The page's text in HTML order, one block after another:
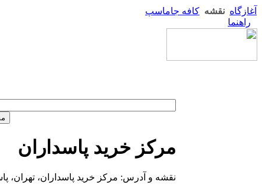
آغازگاه نقشه کافه جاماسپ
راهنما
مرکز خرید پاسداران
نقشه و آدرس: مرکز خرید پاسداران، تهران،